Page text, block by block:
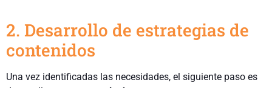
2. Desarrollo de estrategias de
contenidos
Una vez identificadas las necesidades, el siguiente paso es